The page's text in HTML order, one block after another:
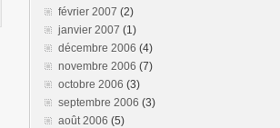
février 2007 (2)
janvier 2007 (1)
décembre 2006 (4)
novembre 2006 (7)
octobre 2006 (3)
septembre 2006 (3)
août 2006 (5)